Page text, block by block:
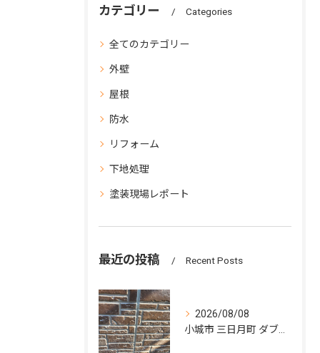
カテゴリー Categories
全てのカテゴリー
外壁
屋根
防水
リフォーム
下地処理
塗装現場レポート
最近の投稿 Recent Posts
2026/08/08